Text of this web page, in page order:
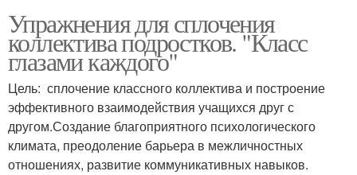
Упражнения для сплочения
коллектива подростков. "Класс
глазами каждого"
Цель: сплочение классного коллектива и построение
эффективного взаимодействия учащихся друг с
другом.Создание благоприятного психологического
климата, преодоление барьера в межличностных
отношениях, развитие коммуникативных навыков.